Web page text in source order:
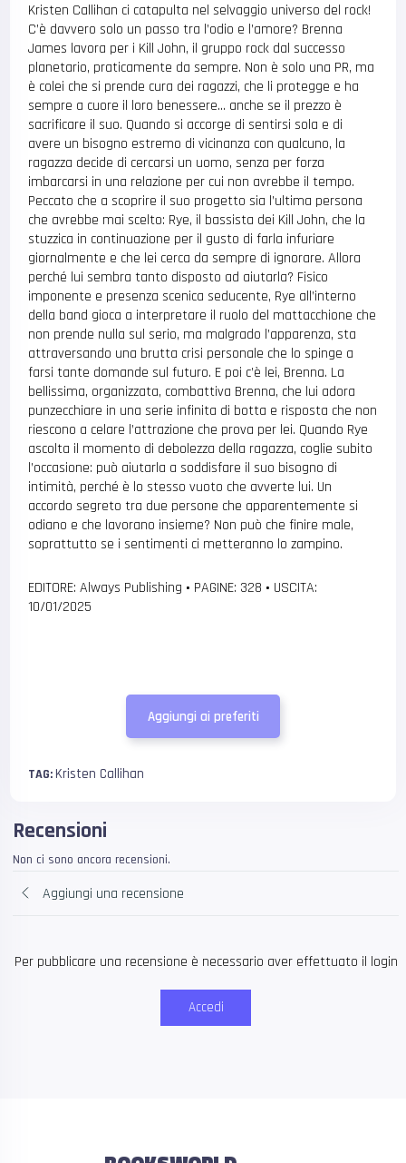
Kristen Callihan ci catapulta nel selvaggio universo del rock!
C’è davvero solo un passo tra l’odio e l’amore? Brenna
James lavora per i Kill John, il gruppo rock dal successo
planetario, praticamente da sempre. Non è solo una PR, ma
è colei che si prende cura dei ragazzi, che li protegge e ha
sempre a cuore il loro benessere… anche se il prezzo è
sacrificare il suo. Quando si accorge di sentirsi sola e di
avere un bisogno estremo di vicinanza con qualcuno, la
ragazza decide di cercarsi un uomo, senza per forza
imbarcarsi in una relazione per cui non avrebbe il tempo.
Peccato che a scoprire il suo progetto sia l’ultima persona
che avrebbe mai scelto: Rye, il bassista dei Kill John, che la
stuzzica in continuazione per il gusto di farla infuriare
giornalmente e che lei cerca da sempre di ignorare. Allora
perché lui sembra tanto disposto ad aiutarla? Fisico
imponente e presenza scenica seducente, Rye all’interno
della band gioca a interpretare il ruolo del mattacchione che
non prende nulla sul serio, ma malgrado l’apparenza, sta
attraversando una brutta crisi personale che lo spinge a
farsi tante domande sul futuro. E poi c’è lei, Brenna. La
bellissima, organizzata, combattiva Brenna, che lui adora
punzecchiare in una serie infinita di botta e risposta che non
riescono a celare l’attrazione che prova per lei. Quando Rye
ascolta il momento di debolezza della ragazza, coglie subito
l’occasione: può aiutarla a soddisfare il suo bisogno di
intimità, perché è lo stesso vuoto che avverte lui. Un
accordo segreto tra due persone che apparentemente si
odiano e che lavorano insieme? Non può che finire male,
soprattutto se i sentimenti ci metteranno lo zampino.
EDITORE: Always Publishing • PAGINE: 328 • USCITA:
10/01/2025
Aggiungi ai preferiti
TAG:Kristen Callihan
Recensioni
Non ci sono ancora recensioni.
Aggiungi una recensione
Per pubblicare una recensione è necessario aver effettuato il login
Accedi